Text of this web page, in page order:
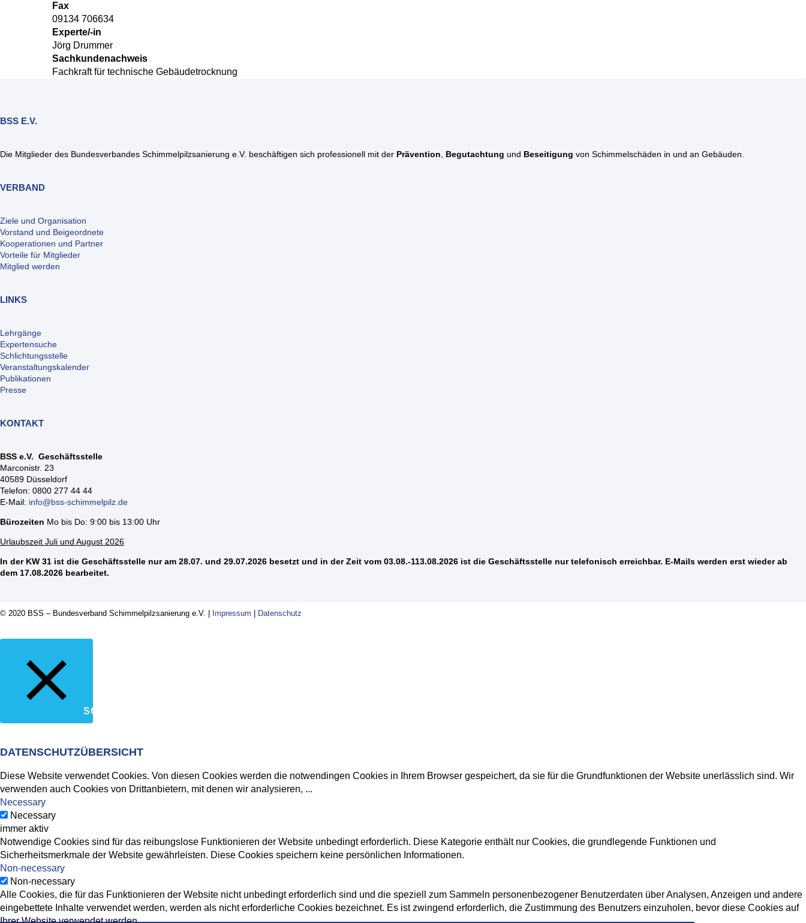
Fax
09134 706634
Experte/-in
Jörg Drummer
Sachkundenachweis
Fachkraft für technische Gebäudetrocknung
BSS E.V.
Die Mitglieder des Bundesverbandes Schimmelpilzsanierung e.V. beschäftigen sich professionell mit der Prävention Begutachtung und Beseitigung von Schimmelschäden in und an Gebäuden.
VERBAND
Ziele und Organisation
Vorstand und Beigeordnete
Kooperationen und Partner
Vorteile für Mitglieder
Mitglied werden
LINKS
Lehrgänge
Expertensuche
Schlichtungsstelle
Veranstaltungskalender
Publikationen
Presse
KONTAKT
BSS e.V. Geschäftsstelle
Marconistr. 23
40589 Düsseldorf
Telefon: 0800 277 44 44
E-Mail: info@bss-schimmelpilz.de
Bürozeiten Mo bis Do: 9:00 bis 13:00 Uhr
Urlaubszeit Juli und August 2026
In der KW 31 ist die Geschäftsstelle nur am 28.07. und 29.07.2026 besetzt und in der Zeit vom 03.08.-113.08.2026 ist die Geschäftsstelle nur telefonisch erreichbar. E-Mails werden erst wieder ab
dem 17.08.2026 bearbeitet.
© 2020 BSS – Bundesverband Schimmelpilzsanierung e.V. | Impressum | Datenschutz
SCHLIESSEN
DATENSCHUTZÜBERSICHT
Diese Website verwendet Cookies. Von diesen Cookies werden die notwendingen Cookies in Ihrem Browser gespeichert, da sie für die Grundfunktionen der Website unerlässlich sind. Wir
verwenden auch Cookies von Drittanbietern, mit denen wir analysieren, ...
Necessary
Necessary
immer aktiv
Notwendige Cookies sind für das reibungslose Funktionieren der Website unbedingt erforderlich. Diese Kategorie enthält nur Cookies, die grundlegende Funktionen und
Sicherheitsmerkmale der Website gewährleisten. Diese Cookies speichern keine persönlichen Informationen.
Non-necessary
Non-necessary
Alle Cookies, die für das Funktionieren der Website nicht unbedingt erforderlich sind und die speziell zum Sammeln personenbezogener Benutzerdaten über Analysen, Anzeigen und andere
eingebettete Inhalte verwendet werden, werden als nicht erforderliche Cookies bezeichnet. Es ist zwingend erforderlich, die Zustimmung des Benutzers einzuholen, bevor diese Cookies auf
Ihrer Website verwendet werden.